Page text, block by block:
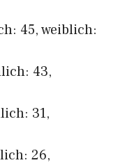
45, weiblich:
43,
31,
26,